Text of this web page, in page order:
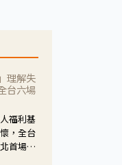
理解失
台六場
福利基
，全台
首場實